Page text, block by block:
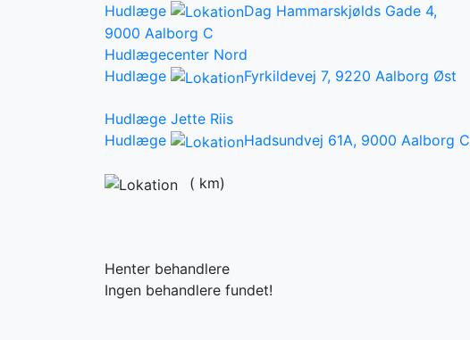
Hudlæge
Dag Hammarskjølds Gade 4,
9000 Aalborg C
Hudlægecenter Nord
Hudlæge
Fyrkildevej 7, 9220 Aalborg Øst
Hudlæge Jette Riis
Hudlæge
Hadsundvej 61A, 9000 Aalborg C
( km)
Henter behandlere
Ingen behandlere fundet!